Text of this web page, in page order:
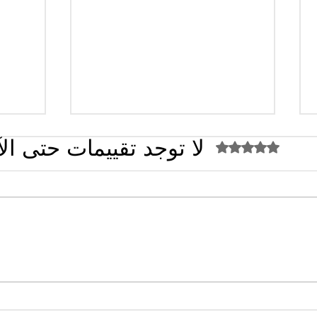
سؤال
تم التقييم بـ 0 من أصل 5 نجوم. لا توجد تقييمات حتى